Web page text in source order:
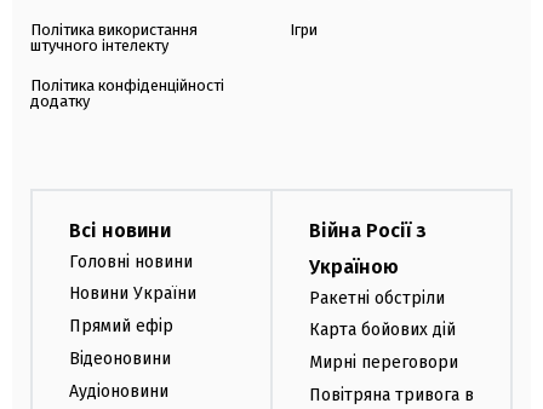
Політика використання
штучного інтелекту
Політика конфіденційності
додатку
Ігри
Всі новини
Головні новини
Новини України
Прямий ефір
Відеоновини
Аудіоновини
Війна Росії з
Україною
Ракетні обстріли
Карта бойових дій
Мирні переговори
Повітряна тривога в